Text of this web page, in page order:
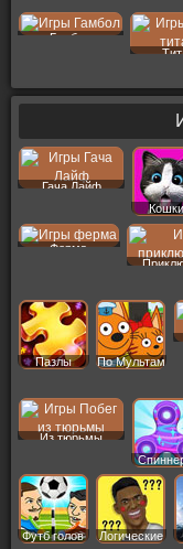
Гамбол
Гача Лайф
Кошки
Ферма
Пазлы По Мультам
Из тюрьмы
Футб голов Логические